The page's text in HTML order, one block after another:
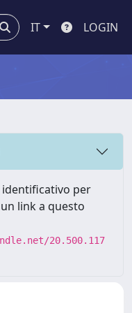
IT LOGIN
per
link a questo
20.500.117